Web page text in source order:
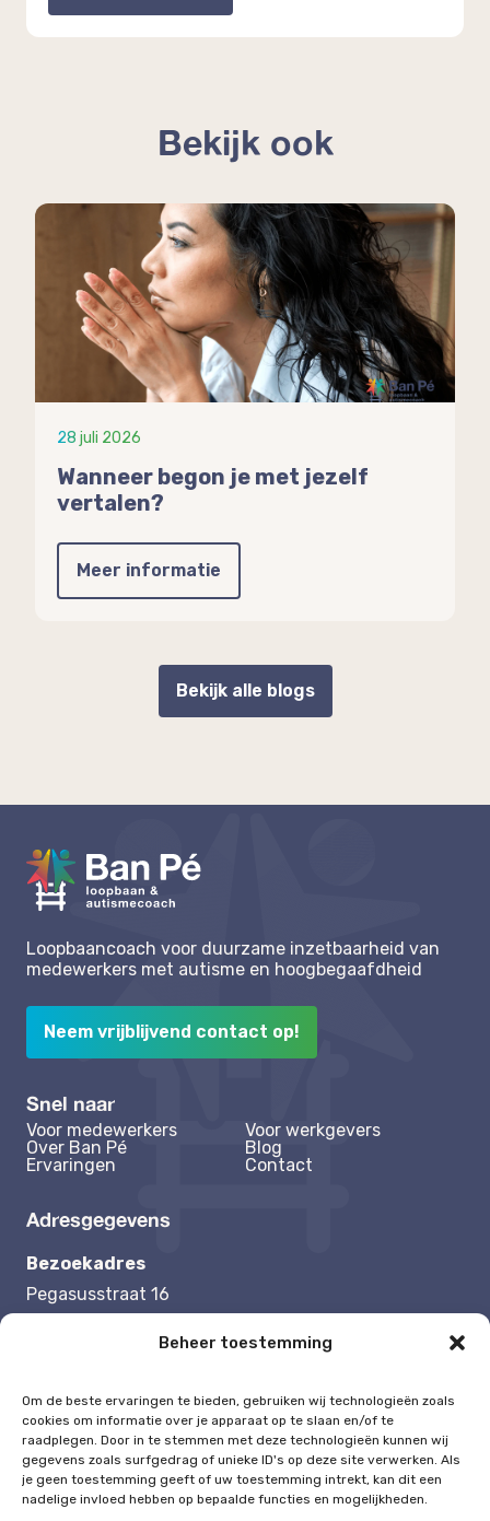
Beheer toestemming
Om de beste ervaringen te bieden, gebruiken wij technologieën zoals
cookies om informatie over je apparaat op te slaan en/of te
raadplegen. Door in te stemmen met deze technologieën kunnen wij
gegevens zoals surfgedrag of unieke ID's op deze site verwerken. Als
je geen toestemming geeft of uw toestemming intrekt, kan dit een
nadelige invloed hebben op bepaalde functies en mogelijkheden.
Bekijk ook
Bekijk alle blogs
28 juli 2026
Wanneer begon je met jezelf
vertalen?
Meer informatie
Loopbaancoach voor duurzame inzetbaarheid van
medewerkers met autisme en hoogbegaafdheid
Neem vrijblijvend contact op!
Snel naar
Voor medewerkers
Voor werkgevers
Over Ban Pé
Blog
Ervaringen
Contact
Adresgegevens
Bezoekadres
Pegasusstraat 16
Tel: 0625192504
Mail: melisa@ban-pe.nl